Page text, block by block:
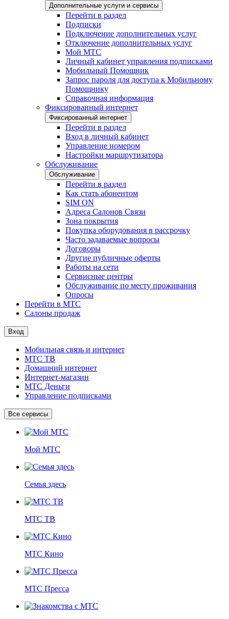
Дополнительные услуги и сервисы
Перейти в раздел
Подписки
Подключение дополнительных услуг
Отключение дополнительных услуг
Мой МТС
Личный кабинет управления подписками
Мобильный Помощник
Запрос пароля для доступа к Мобильному
Помощнику
Справочная информация
Фиксированный интернет
Фиксированный интернет
Перейти в раздел
Вход в личный кабинет
Управление номером
Настройки маршрутизатора
Обслуживание
Обслуживание
Перейти в раздел
Как стать абонентом
SIM ON
Адреса Салонов Связи
Зона покрытия
Покупка оборудования в рассрочку
Часто задаваемые вопросы
Договоры
Другие публичные оферты
Работы на сети
Сервисные центры
Обслуживание по месту проживания
Опросы
Перейти в МТС
Салоны продаж
Вход
Мобильная связь и интернет
МТС ТВ
Домашний интернет
Интернет-магазин
МТС Деньги
Управление подписками
Все сервисы
Мой МТС
Семья здесь
МТС ТВ
МТС Кино
МТС Пресса